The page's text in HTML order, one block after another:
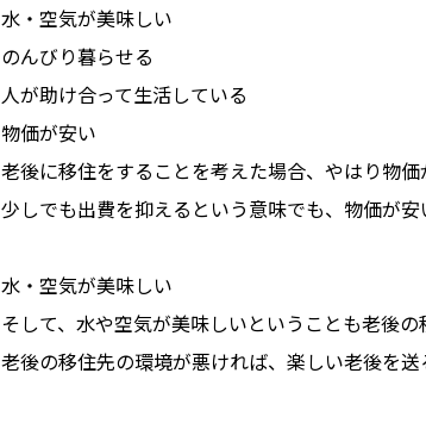
水・空気が美味しい
のんびり暮らせる
人が助け合って生活している
物価が安い
老後に移住をすることを考えた場合、やはり物価
少しでも出費を抑えるという意味でも、物価が安
水・空気が美味しい
そして、水や空気が美味しいということも老後の
老後の移住先の環境が悪ければ、楽しい老後を送